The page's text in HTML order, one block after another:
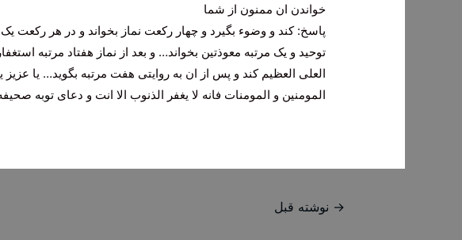
خواندن ان ممنون از شما
پاسخ: کند و وضوء بگیرد و چهار رکعت نماز بخواند و در هر رکعت
توحید و یک مرتبه معوذتین بخواند… و بعد از نماز هفتاد مرتبه
العلی العظیم کند و پس از ان به روایتی هفت مرتبه بگوید… یا عزیز
المومنین و المومنات فانه لا یغفر الذنوب الا انت و دعایتوبه
راهبری
→ نوشته قبل